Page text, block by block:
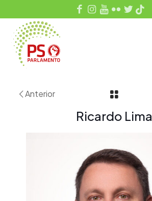
Anterior
Ricardo Lima